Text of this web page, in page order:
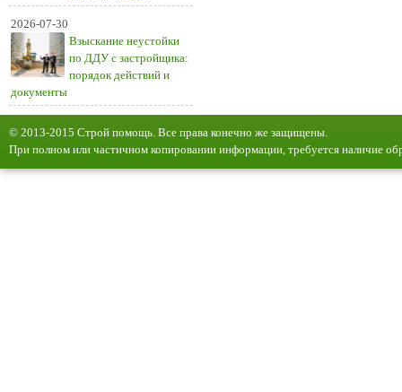
2026-07-30
Взыскание неустойки
по ДДУ с застройщика:
порядок действий и
документы
© 2013-2015 Строй помощь. Все права конечно же защищены.
При полном или частичном копировании информации, требуется наличие